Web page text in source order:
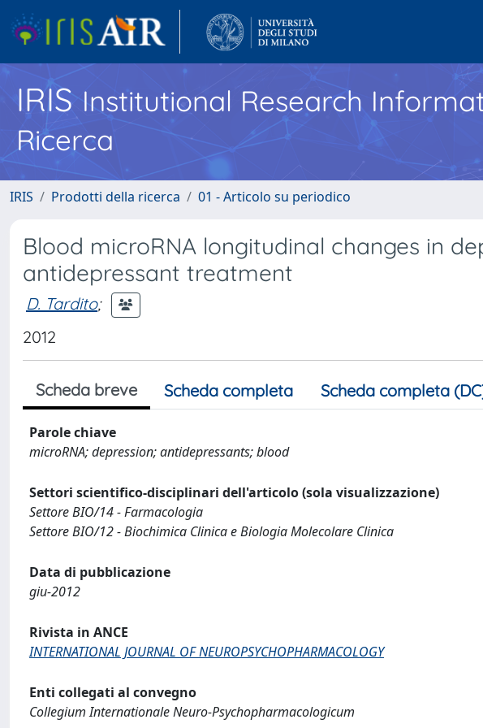
IRISInstitutional Research
Ricerca
IRIS Prodotti della ricerca 01 - Articolo su periodico
Blood microRNA longitudinal changes in
antidepressant treatment
D. Tardito;
2012
Scheda breve Scheda completa Scheda completa
Parole chiave
microRNA; depression; antidepressants; blood
Settori scientifico-disciplinari dell'articolo (sola visualizzazione)
Settore BIO/14 - Farmacologia
Settore BIO/12 - Biochimica Clinica e Biologia Molecolare Clinica
Data di pubblicazione
giu-2012
Rivista in ANCE
INTERNATIONAL JOURNAL OF NEUROPSYCHOPHARMACOLOGY
Enti collegati al convegno
Collegium Internationale Neuro-Psychopharmacologicum